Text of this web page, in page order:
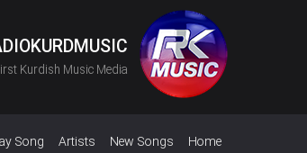
Kurdish Music Media
Home
New Songs
Artists
Song